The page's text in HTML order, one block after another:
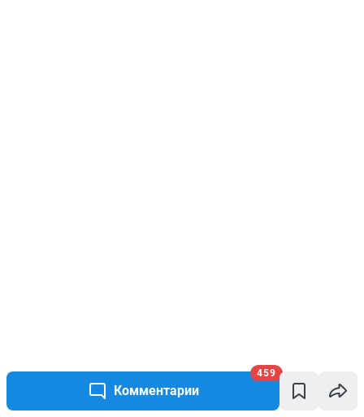
Комментарии
459